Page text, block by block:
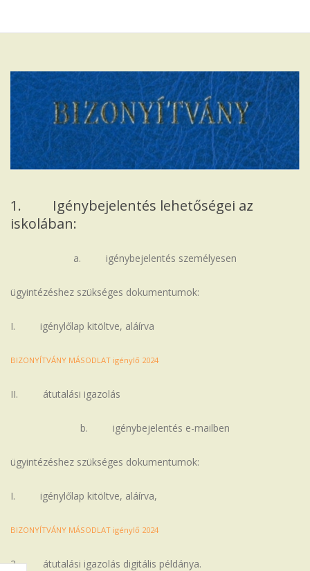
Iskola
1. Igénybejelentés lehetőségei az
iskolában:
a. igénybejelentés személyesen
ügyintézéshez szükséges dokumentumok:
I. igénylőlap kitöltve, aláírva
BIZONYÍTVÁNY MÁSODLAT igénylő 2024
II. átutalási igazolás
b. igénybejelentés e-mailben
ügyintézéshez szükséges dokumentumok:
I. igénylőlap kitöltve, aláírva,
BIZONYÍTVÁNY MÁSODLAT igénylő 2024
2. átutalási igazolás digitális példánya.